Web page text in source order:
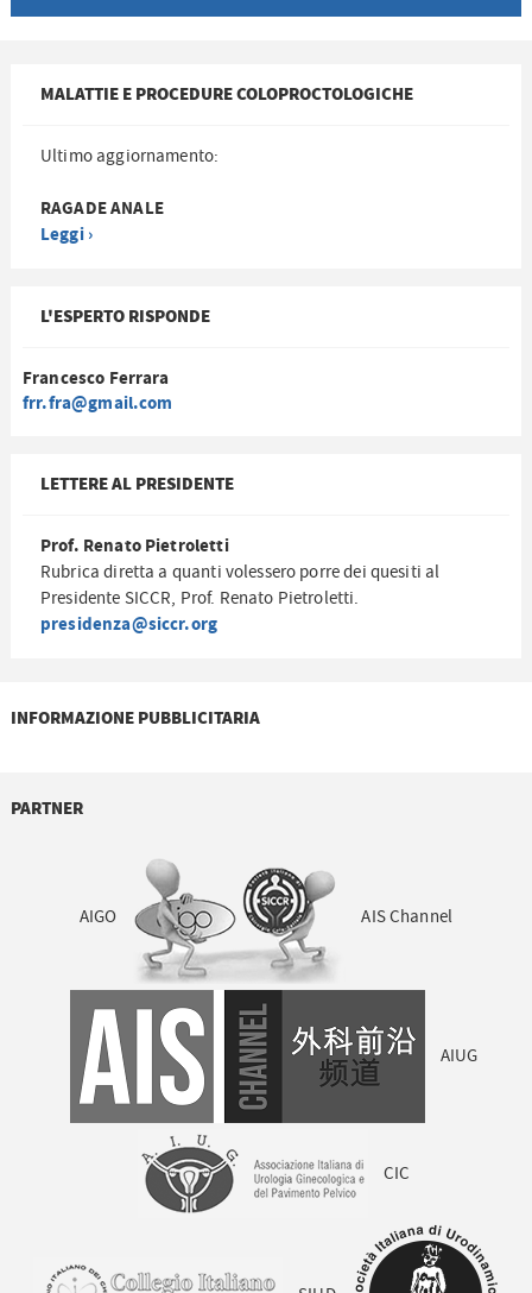
MALATTIE E PROCEDURE COLOPROCTOLOGICHE
Ultimo aggiornamento:
RAGADE ANALE
Leggi ›
L'ESPERTO RISPONDE
Francesco Ferrara
frr.fra@gmail.com
LETTERE AL PRESIDENTE
Prof. Renato Pietroletti
Rubrica diretta a quanti volessero porre dei quesiti al
Presidente SICCR, Prof. Renato Pietroletti.
presidenza@siccr.org
INFORMAZIONE PUBBLICITARIA
PARTNER
AIGO AIS Channel
AIUG
CIC